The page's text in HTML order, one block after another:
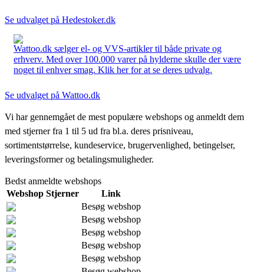
Se udvalget på Hedestoker.dk
Wattoo.dk sælger el- og VVS-artikler til både private og
erhverv. Med over 100.000 varer på hylderne skulle der være
noget til enhver smag. Klik her for at se deres udvalg.
Se udvalget på Wattoo.dk
Vi har gennemgået de mest populære webshops og anmeldt dem
med stjerner fra 1 til 5 ud fra bl.a. deres prisniveau,
sortimentstørrelse, kundeservice, brugervenlighed, betingelser,
leveringsformer og betalingsmuligheder.
Bedst anmeldte webshops
Webshop Stjerner
Link
Besøg webshop
Besøg webshop
Besøg webshop
Besøg webshop
Besøg webshop